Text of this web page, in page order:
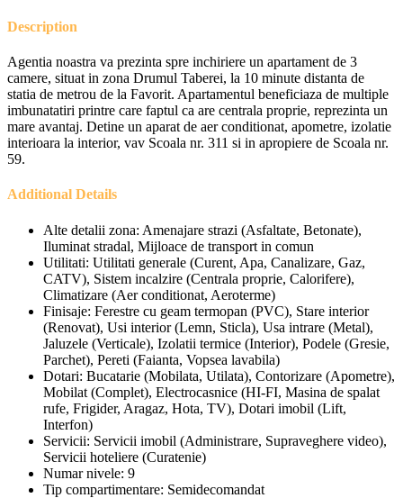
Description
Agentia noastra va prezinta spre inchiriere un apartament de 3
camere, situat in zona Drumul Taberei, la 10 minute distanta de
statia de metrou de la Favorit. Apartamentul beneficiaza de multiple
imbunatatiri printre care faptul ca are centrala proprie, reprezinta un
mare avantaj. Detine un aparat de aer conditionat, apometre, izolatie
interioara la interior, vav Scoala nr. 311 si in apropiere de Scoala nr.
59.
Additional Details
Alte detalii zona: Amenajare strazi (Asfaltate, Betonate),
Iluminat stradal, Mijloace de transport in comun
Utilitati: Utilitati generale (Curent, Apa, Canalizare, Gaz,
CATV), Sistem incalzire (Centrala proprie, Calorifere),
Climatizare (Aer conditionat, Aeroterme)
Finisaje: Ferestre cu geam termopan (PVC), Stare interior
(Renovat), Usi interior (Lemn, Sticla), Usa intrare (Metal),
Jaluzele (Verticale), Izolatii termice (Interior), Podele (Gresie,
Parchet), Pereti (Faianta, Vopsea lavabila)
Dotari: Bucatarie (Mobilata, Utilata), Contorizare (Apometre),
Mobilat (Complet), Electrocasnice (HI-FI, Masina de spalat
rufe, Frigider, Aragaz, Hota, TV), Dotari imobil (Lift,
Interfon)
Servicii: Servicii imobil (Administrare, Supraveghere video),
Servicii hoteliere (Curatenie)
Numar nivele: 9
Tip compartimentare: Semidecomandat